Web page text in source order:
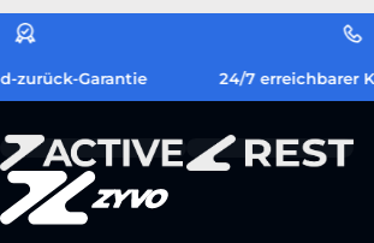
zurück-Garantie 24/7 erreichbarer